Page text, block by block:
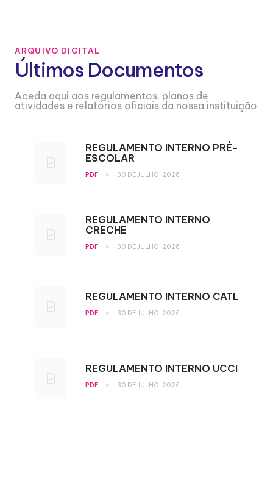
ARQUIVO DIGITAL
Últimos Documentos
Aceda aqui aos regulamentos, planos de
atividades e relatórios oficiais da nossa instituição
REGULAMENTO INTERNO PRÉ-
ESCOLAR
PDF • 30 DE JULHO, 2026
REGULAMENTO INTERNO
CRECHE
PDF • 30 DE JULHO, 2026
REGULAMENTO INTERNO CATL
PDF • 30 DE JULHO, 2026
REGULAMENTO INTERNO UCCI
PDF • 30 DE JULHO, 2026